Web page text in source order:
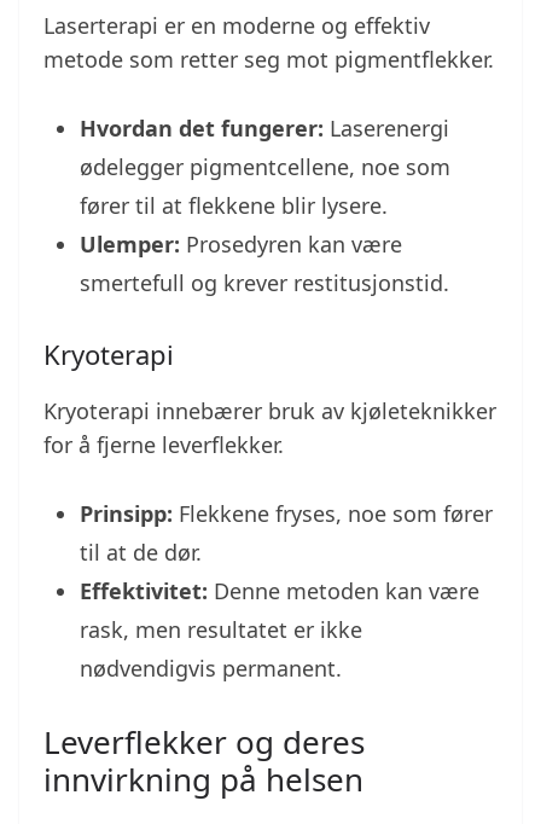
Laserterapi er en moderne og effektiv
metode som retter seg mot pigmentflekker.
Hvordan det fungerer: Laserenergi
ødelegger pigmentcellene, noe som
fører til at flekkene blir lysere.
Ulemper: Prosedyren kan være
smertefull og krever restitusjonstid.
Kryoterapi
Kryoterapi innebærer bruk av kjøleteknikker
for å fjerne leverflekker.
Prinsipp: Flekkene fryses, noe som fører
til at de dør.
Effektivitet: Denne metoden kan være
rask, men resultatet er ikke
nødvendigvis permanent.
Leverflekker og deres
innvirkning på helsen